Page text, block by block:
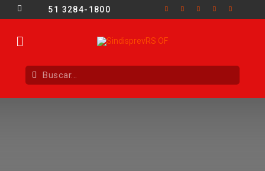
51 3284-1800